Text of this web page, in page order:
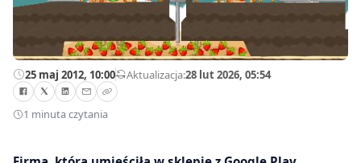
25 maj 2012, 10:00—Aktualizacja:28 lut 2026, 05:54
1 minuta czytania